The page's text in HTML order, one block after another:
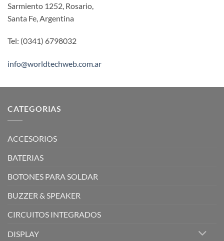
Sarmiento 1252, Rosario,
Santa Fe, Argentina
Tel: (0341) 6798032
info@worldtechweb.com.ar
CATEGORIAS
ACCESORIOS
BATERIAS
BOTONES PARA SOLDAR
BUZZER & SPEAKER
CIRCUITOS INTEGRADOS
DISPLAY